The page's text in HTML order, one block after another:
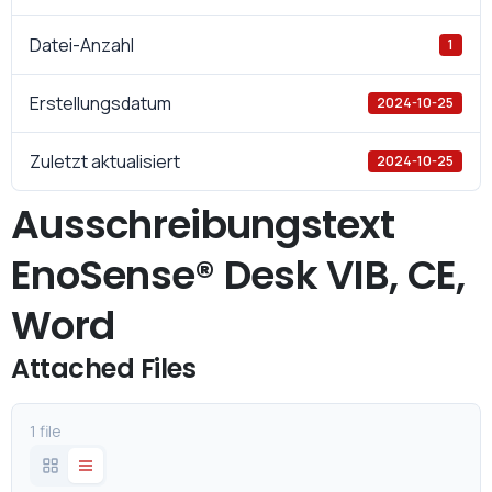
Datei-Anzahl 1
Erstellungsdatum 2024-10-25
Zuletzt aktualisiert 2024-10-25
Ausschreibungstext
EnoSense® Desk VIB, CE,
Word
Attached Files
1 file